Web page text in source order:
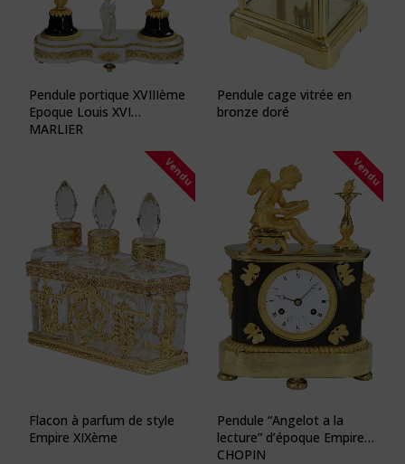
Pendule portique XVIIIème
Epoque Louis XVI
MARLIER
Pendule cage vitrée en
bronze doré
Vendu
Flacon à parfum de style
Empire XIXème
Vendu
Pendule “Angelot a la
lecture” d’époque Empire
CHOPIN